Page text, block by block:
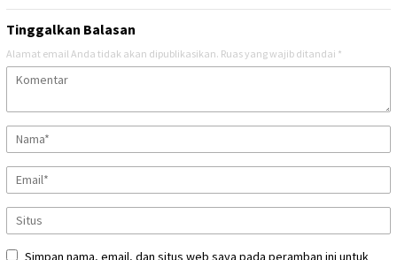
Tinggalkan Balasan
Alamat email Anda tidak akan dipublikasikan. Ruas yang wajib ditandai *
Simpan nama, email, dan situs web saya pada peramban ini untuk